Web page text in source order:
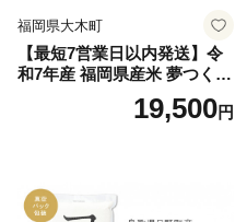
福岡県大木町
【最短7営業日以内発送】令
和7年産 福岡県産米 夢つくし
15kg 精米 ※北海道・沖縄・
19,500円